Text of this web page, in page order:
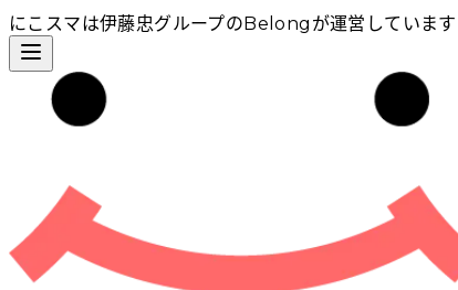
にこスマは伊藤忠グループのBelongが運営しています